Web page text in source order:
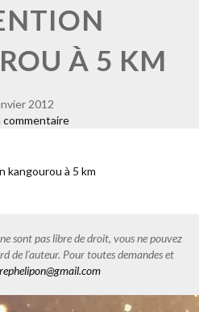
À 5 KM
2012
commentaire
sont pas libre de droit, vous ne pouvez
de l'auteur. Pour toutes demandes et